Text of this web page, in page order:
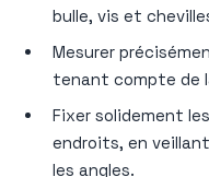
bulle, vis et
Mesurer
tenant compte de
Fixer solidement
endroits, en
les angles.